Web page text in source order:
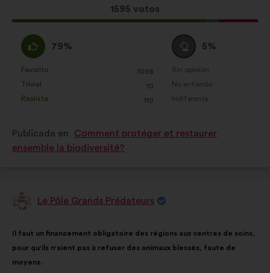
Esta
propuesta
1595 votos
A
favor
:
79%
calificado
como:
Favorito
: 1098
veces
Trivial 10
veces
Realista
: 110
veces
Neutro
:
5%
calificado
Sin opinión
:veces
No entiendo
:veces
Indiferente
:veces
Publicada en
Comment protéger et restaurer
ensemble la biodiversité?
PropuestaLe Pôle Grands Prédateurs
de
la
propuesta:
Il faut un financement obligatoire des régions aux centres de soins,
pour qu'ils n'aient pas à refuser des animaux blessés, faute de
moyens.
el
siguiente
reparto: